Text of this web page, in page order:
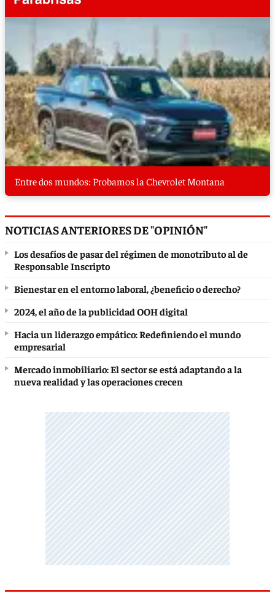
Entre dos mundos: Probamos la Chevrolet Montana
NOTICIAS ANTERIORES DE "OPINIÓN"
Los desafíos de pasar del régimen de monotributo al de
Responsable Inscripto
Bienestar en el entorno laboral, ¿beneficio o derecho?
2024, el año de la publicidad OOH digital
Hacia un liderazgo empático: Redefiniendo el mundo
empresarial
Mercado inmobiliario: El sector se está adaptando a la
nueva realidad y las operaciones crecen